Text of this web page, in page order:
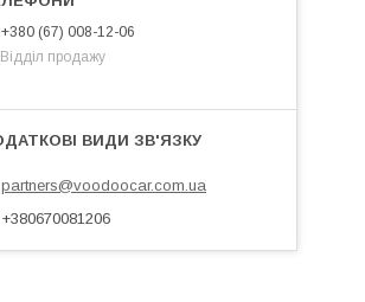
+380 (67) 008-12-06
Відділ продажу
partners@voodoocar.com.ua
+380670081206